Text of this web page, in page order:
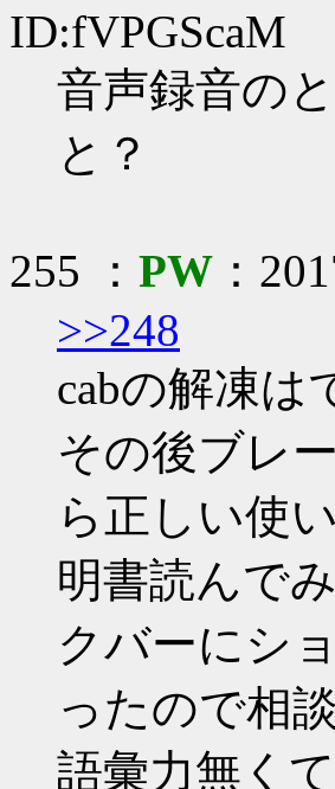
ID:fVPGScaM
音声録音の
と？
255 ： PW ：
>>248
cabの解凍は
その後ブレ
ら正しい使
明書読んで
クバーにシ
ったので相
語彙力無く